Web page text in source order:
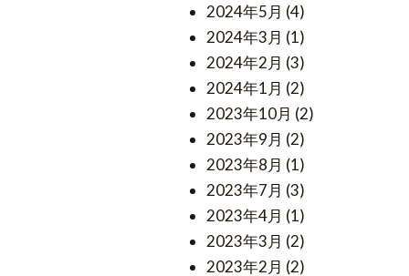
2024年5月 (4)
2024年3月 (1)
2024年2月 (3)
2024年1月 (2)
2023年10月 (2)
2023年9月 (2)
2023年8月 (1)
2023年7月 (3)
2023年4月 (1)
2023年3月 (2)
2023年2月 (2)